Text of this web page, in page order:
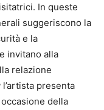
In queste
suggeriscono la
e la
invitano alla
relazione
l’artista presenta
della